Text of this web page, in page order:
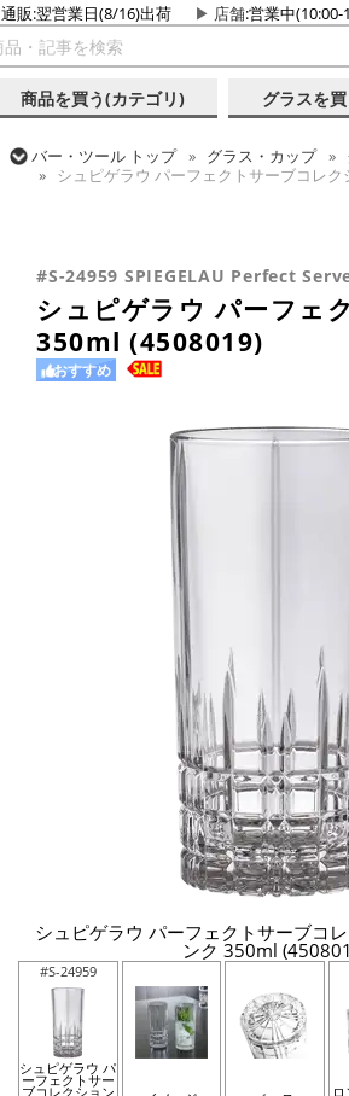
通販:翌営業日(8/16)出荷 店舗:営業中(10:00-
商品を買う(カテゴリ) グラスを買
バー・ツール トップ グラス・カップ
シュピゲラウ パーフェクトサーブコレ
#S-24959 SPIEGELAU Perfect
シュピゲラウ パーフェ
350ml (4508019)
おすすめ
シュピゲラウ パーフェクトサーブコ
ンク 350ml
#S-24959
シュピゲラウ パ
ーフェクトサー
ブコレクション